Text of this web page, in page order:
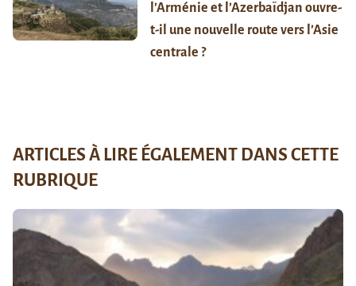
l’Arménie et l’Azerbaïdjan ouvre-
t-il une nouvelle route vers l’Asie
centrale ?
ARTICLES À LIRE ÉGALEMENT DANS CETTE
RUBRIQUE